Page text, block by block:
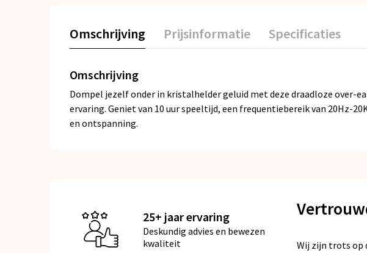
Omschrijving Prijsinformatie Specificaties
Omschrijving
Dompel jezelf onder in kristalhelder geluid met deze draadloze over-
ervaring. Geniet van 10 uur speeltijd, een frequentiebereik van 20Hz-
en ontspanning.
25+ jaar ervaring
Deskundig advies en bewezen
kwaliteit
Wij zijn trots op